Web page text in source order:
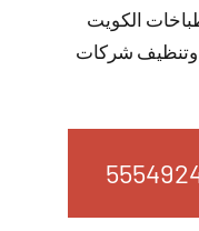
الكويت
وتنظيف شركات